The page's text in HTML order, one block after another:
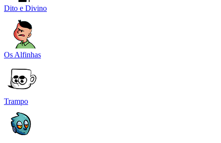
Dito e Divino
Os Alfinhas
Trampo